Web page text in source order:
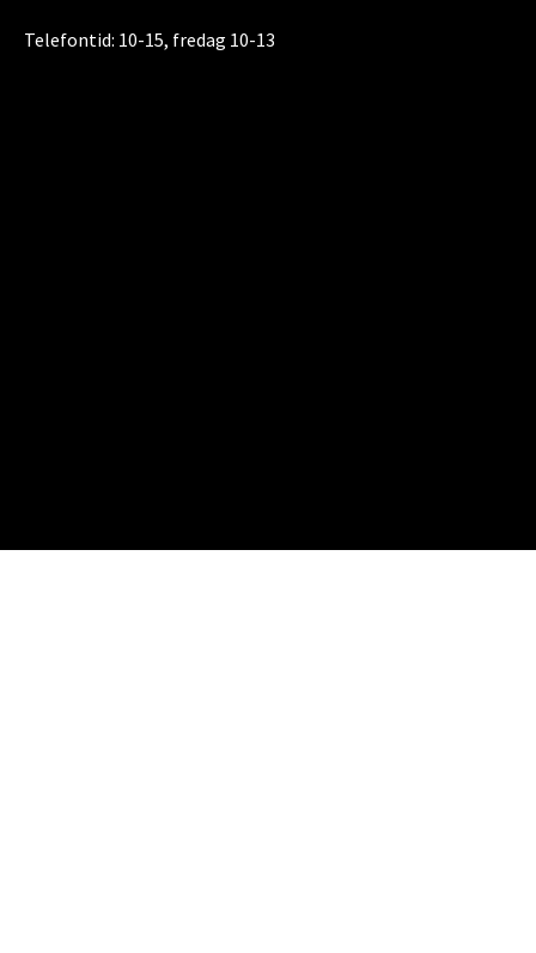
Telefontid: 10-15, fredag 10-13